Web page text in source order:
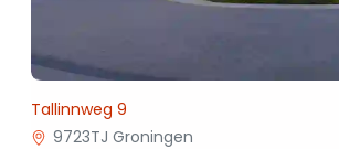
Tallinnweg 9
9723TJ Groningen